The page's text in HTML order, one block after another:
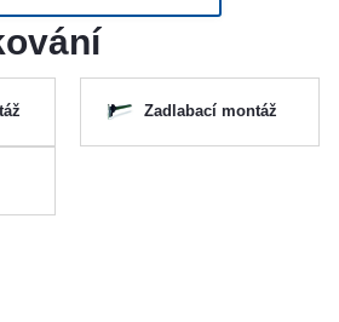
Zadlabací montáž